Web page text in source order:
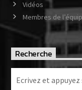
Vidéos
Membres de
Recherche